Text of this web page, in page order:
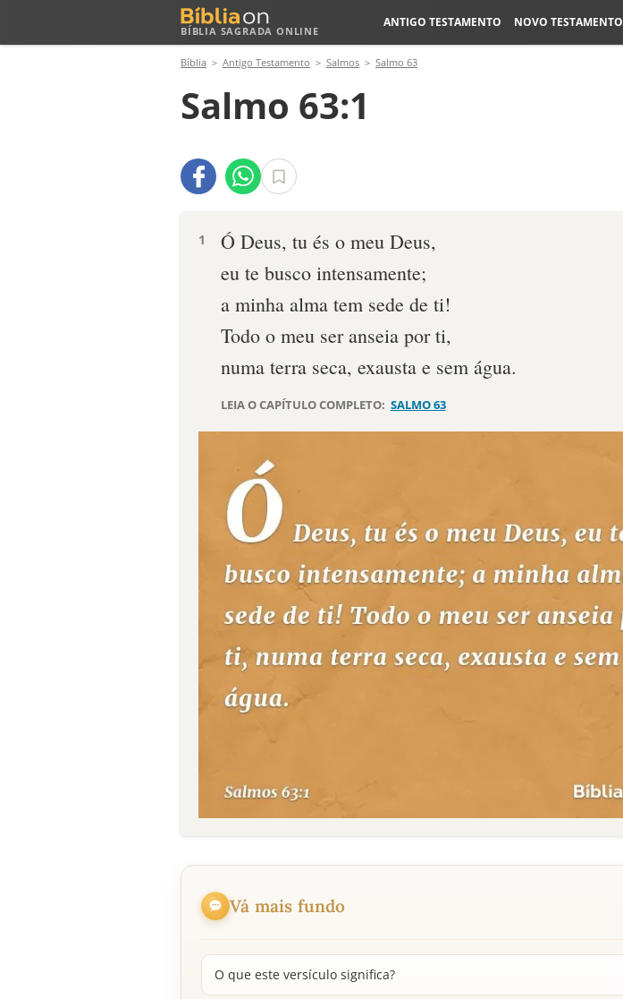
BÍBLIA SAGRADA ONLINE
ANTIGO TESTAMENTO NOVO TESTAMENTO
Bíblia Antigo Testamento Salmos Salmo 63
Salmo 63:1
1
Ó Deus, tu és o meu Deus,
eu te busco intensamente;
a minha alma tem sede de ti!
Todo o meu ser anseia por ti,
numa terra seca, exausta e sem água.
LEIA O CAPÍTULO COMPLETO: SALMO 63
Vá mais fundo
O que este versículo significa?